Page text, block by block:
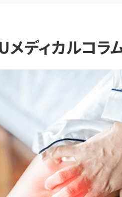
メディカルコラ